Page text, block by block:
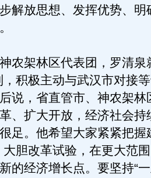
解放思想、发挥优势、明
架林区代表团，罗清泉
，积极主动与武汉市对接
说，省直管市、神农架林
、扩大开放，经济社会持
足。他希望大家紧紧把握
大胆改革试验，在更大范
的经济增长点。要坚持“